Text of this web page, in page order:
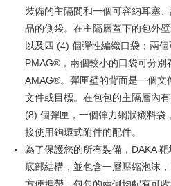
台新國際商業銀行
台湾楽天クレジットカード会社
AFTEE代金後払い
説明
一、 AFTEE代金後払いについて
ウが表示されます。
2.SMSで認証してお支払い手続を進めて
3.注文するときのお支払いは不要です。
す。
4.ご注文が完了すると、携帯に支払い
の場合は、AFTEE アプリプッシュ通知が
5.商品受け取り時のお支払いは不要です
はアプリの通知に従って、4大コンビニ
グでお支払いください。
ATM払い
代金引換
配送方法
全家取貨付款
配送毎にNT$60、NT$2,000以上で
7-11取貨付款
裝備的主隔間和一個可容納耳塞
品的側袋。在主隔層蓋下的包外
以及四 (4) 個彈性編織口袋；兩
PMAG®，兩個較小的口袋可分
AMAG®。彈匣壁的背面是一個文
文件或目標。在包包的主隔層內
(8) 個彈匣，一個彈力網狀襯料袋
接使用鉤環式附件的配件。
為了保護您的所有裝備，DAKA
底部結構，並包含一層壓縮泡沫